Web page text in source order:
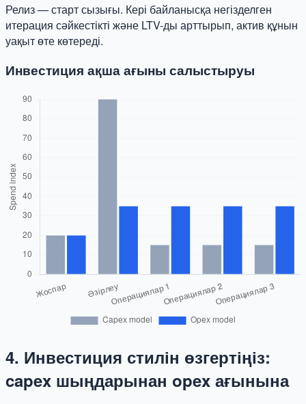
Релиз — старт сызығы. Кері байланысқа негізделген
итерация сәйкестікті және LTV-ды арттырып, актив құнын
уақыт өте көтереді.
Инвестиция ақша ағыны салыстыруы
4. Инвестиция стилін өзгертіңіз:
capex шыңдарынан opex ағынына